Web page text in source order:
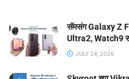
सॅमसंग Galaxy Z
Ultra2, Watch9
JULY 24, 2026